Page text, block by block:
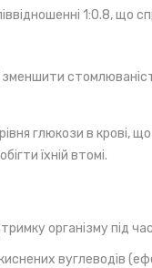
1:0.8,
зменшити
глюкози в
їхній втомі.
організму під
вуглеводів